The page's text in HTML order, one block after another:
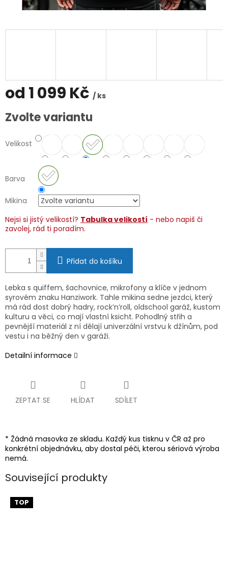
od 1 099 Kč / ks
Měrná
cena:
Zvolte variantu
Velikost
Barva
Mikina
Nejsi si jistý velikostí? Tabulka velikostí - nebo napiš či
zavolej, rád ti poradím.
Přidat do košíku
Lebka s quiffem, šachovnice, mikrofony a klíče v jednom
syrovém znaku Hanziwork. Tahle mikina sedne jezdci, který
má rád dost dobrý hadry, rock’n’roll, oldschool garáž, kustom
kulturu a věci, co mají vlastní ksicht. Pohodlný střih a
pevnější materiál z ní dělají univerzální vrstvu k džínům, pod
vestu i na běžný den v garáži.
Detailní informace
ZEPTAT SE HLÍDAT SDÍLET
* Žádná masovka ze skladu. Každý kus tisknu v ČR až pro
konkrétní objednávku, aby dostal péči, kterou sériová výroba
nemá.
Související produkty
TOP